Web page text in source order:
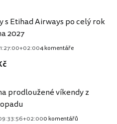
s Etihad Airways po celý rok
2027
4 komentáře
prodloužené víkendy z
0 komentářů